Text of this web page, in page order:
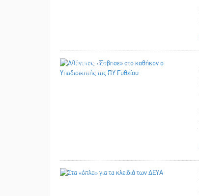
30/07/2026